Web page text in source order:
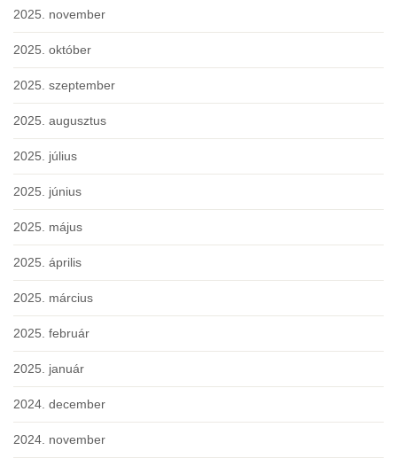
2025. november
2025. október
2025. szeptember
2025. augusztus
2025. július
2025. június
2025. május
2025. április
2025. március
2025. február
2025. január
2024. december
2024. november